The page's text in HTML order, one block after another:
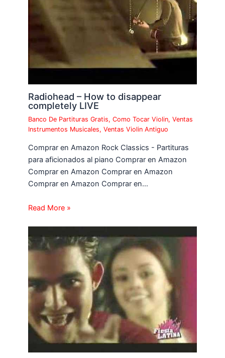
Radiohead – How to disappear
completely LIVE
Banco De Partituras Gratis,Como Tocar Violin,Ventas
Instrumentos Musicales,Ventas Violin Antiguo
Comprar en Amazon Rock Classics - Partituras
para aficionados al piano Comprar en Amazon
Comprar en Amazon Comprar en Amazon
Comprar en Amazon Comprar en…
Read More »